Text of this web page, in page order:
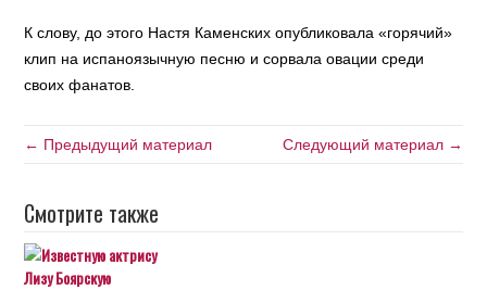
К слову, до этого Настя Каменских опубликовала «горячий»
клип на испаноязычную песню и сорвала овации среди
своих фанатов.
← Предыдущий материал Следующий материал →
Смотрите также